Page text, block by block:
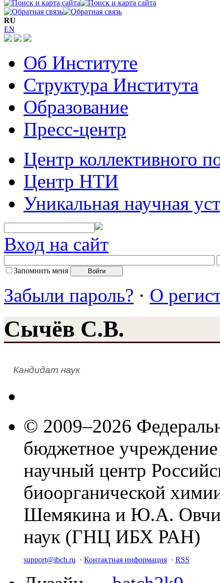
RU
EN
Об Институте
Структура Института
Образование
Пресс-центр
Центр коллективного
Центр НТИ
Уникальная научная
Вход на сайт
Запомнить меня
Забыли пароль? · О
Сычёв С.В.
Кандидат наук
© 2009–2026
бюджетное
научный центр
биоорганической
Шемякина и Ю.А.
наук (ГНЦ ИБХ РАН)
support@ibch.ru · Контактная информация · RSS